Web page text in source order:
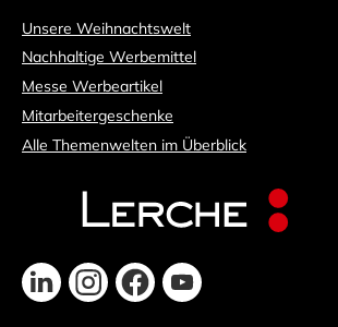
Unsere Weihnachtswelt
Nachhaltige Werbemittel
Messe Werbeartikel
Mitarbeitergeschenke
Alle Themenwelten im Überblick